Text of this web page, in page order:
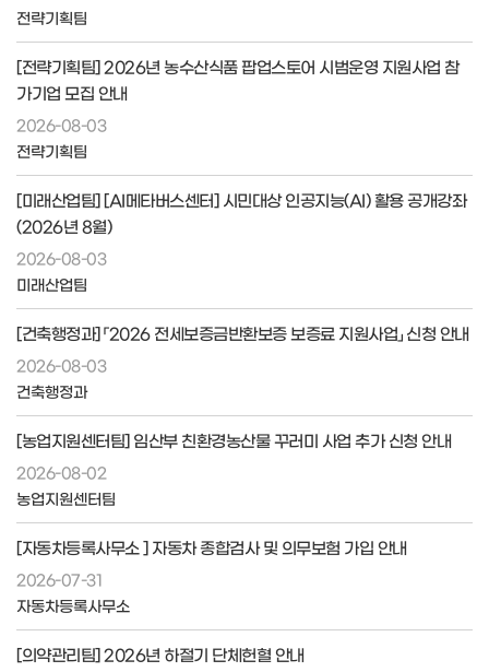
전략기획팀
[전략기획팀] 2026년 농수산식품 팝업스토어 시범운영 지원사업 참
가기업 모집 안내
2026-08-03
전략기획팀
[미래산업팀] [AI메타버스센터] 시민대상 인공지능(AI) 활용 공개강좌
(2026년 8월)
2026-08-03
미래산업팀
[건축행정과] 「2026 전세보증금반환보증 보증료 지원사업」 신청 안내
2026-08-03
건축행정과
[농업지원센터팀] 임산부 친환경농산물 꾸러미 사업 추가 신청 안내
2026-08-02
농업지원센터팀
[자동차등록사무소 ] 자동차 종합검사 및 의무보험 가입 안내
2026-07-31
자동차등록사무소
[의약관리팀] 2026년 하절기 단체헌혈 안내